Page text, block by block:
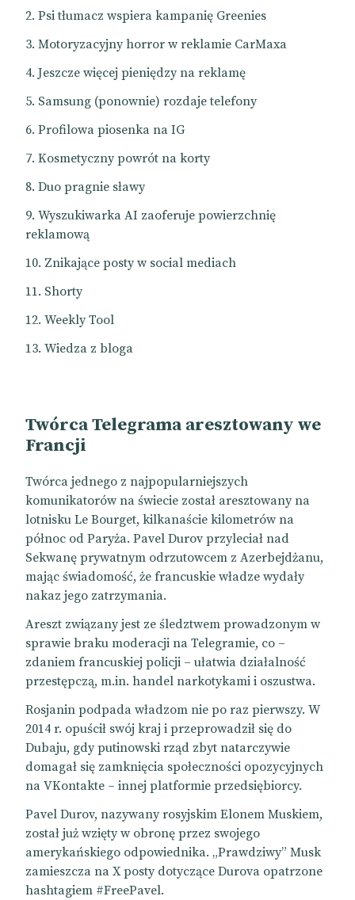
Psi tłumacz wspiera kampanię Greenies
Motoryzacyjny horror w reklamie CarMaxa
Jeszcze więcej pieniędzy na reklamę
Samsung (ponownie) rozdaje telefony
Profilowa piosenka na IG
Kosmetyczny powrót na korty
Duo pragnie sławy
Wyszukiwarka AI zaoferuje powierzchnię
reklamową
Znikające posty w social mediach
Shorty
Weekly Tool
Wiedza z bloga
Twórca Telegrama aresztowany we
Francji
Twórca jednego z najpopularniejszych
komunikatorów na świecie został aresztowany na
lotnisku Le Bourget, kilkanaście kilometrów na
północ od Paryża. Pavel Durov przyleciał nad
Sekwanę prywatnym odrzutowcem z Azerbejdżanu,
mając świadomość, że francuskie władze wydały
nakaz jego zatrzymania.
Areszt związany jest ze śledztwem prowadzonym w
sprawie braku moderacji na Telegramie, co –
zdaniem francuskiej policji – ułatwia działalność
przestępczą, m.in. handel narkotykami i oszustwa.
Rosjanin podpada władzom nie po raz pierwszy. W
2014 r. opuścił swój kraj i przeprowadził się do
Dubaju, gdy putinowski rząd zbyt natarczywie
domagał się zamknięcia społeczności opozycyjnych
na VKontakte – innej platformie przedsiębiorcy.
Pavel Durov, nazywany rosyjskim Elonem Muskiem,
został już wzięty w obronę przez swojego
amerykańskiego odpowiednika. „Prawdziwy” Musk
zamieszcza na X posty dotyczące Durova opatrzone
hashtagiem #FreePavel.